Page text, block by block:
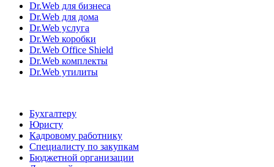
Dr.Web для бизнеса
Dr.Web для дома
Dr.Web услуга
Dr.Web коробки
Dr.Web Office Shield
Dr.Web комплекты
Dr.Web утилиты
Бухгалтеру
Юристу
Кадровому работнику
Специалисту по закупкам
Бюджетной организации